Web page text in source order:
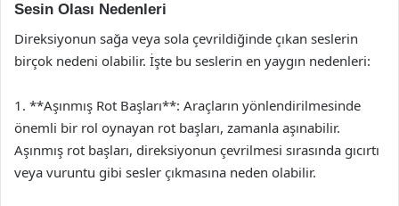
Sesin Olası Nedenleri
Direksiyonun sağa veya sola çevrildiğinde çıkan seslerin
birçok nedeni olabilir. İşte bu seslerin en yaygın nedenleri:
1. **Aşınmış Rot Başları**: Araçların yönlendirilmesinde
önemli bir rol oynayan rot başları, zamanla aşınabilir.
Aşınmış rot başları, direksiyonun çevrilmesi sırasında gıcırtı
veya vuruntu gibi sesler çıkmasına neden olabilir.